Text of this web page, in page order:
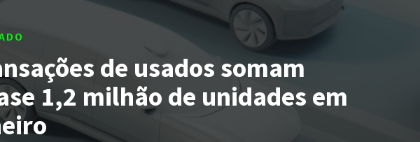
de usados somam
1,2 milhão de unidades em